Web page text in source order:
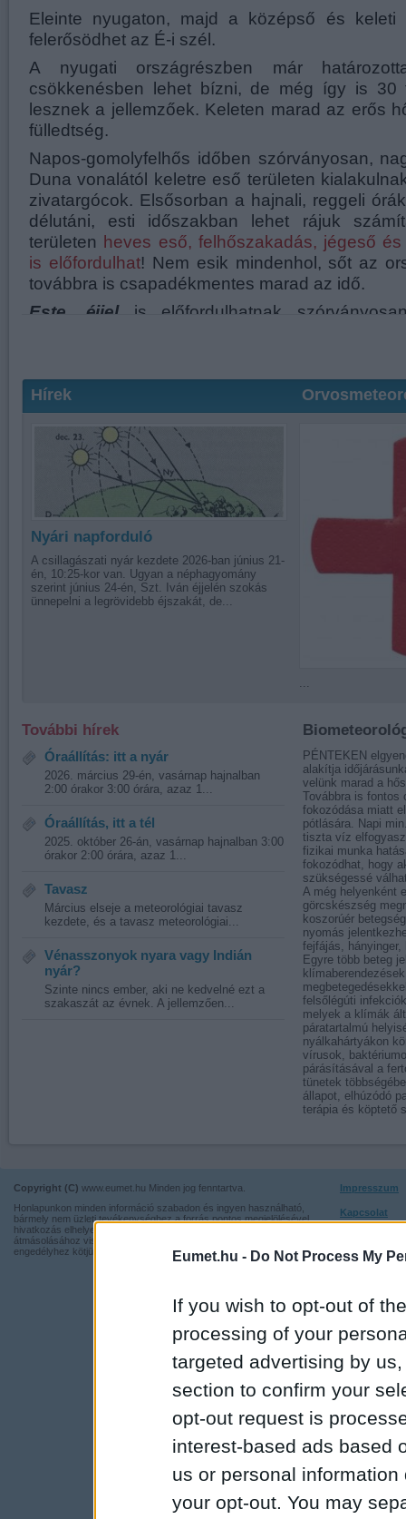
Eumet.hu - Do Not Process My
If you wish to opt-out of
processing of your
targeted advertising by
section to confirm your
opt-out request is
interest-based ads based
us or personal
your opt-out. You may
Hírek
Nyári napforduló
A csillagászati nyár kezdete 2026-ban június 21-
én, 10:25-kor van. Ugyan a néphagyomány
szerint június 24-én, Szt. Iván éjjelén szokás
ünnepelni a legrövidebb éjszakát, de...
...
További hírek
Óraállítás: itt a nyár
2026. március 29-én, vasárnap hajnalban
2:00 órakor 3:00 órára, azaz 1...
Óraállítás, itt a tél
2025. október 26-án, vasárnap hajnalban 3:00
órakor 2:00 órára, azaz 1...
Tavasz
Március elseje a meteorológiai tavasz
kezdete, és a tavasz meteorológiai...
Vénasszonyok nyara vagy Indián
nyár?
Szinte nincs ember, aki ne kedvelné ezt a
szakaszát az évnek. A jellemzően...
PÉNTEKEN
alakítja
velünk marad a
Továbbra is fontos
fokozódása miatt
pótlására. Napi
tiszta víz
fizikai munka
fokozódhat, hogy
szükségessé
A még helyenként
görcskészség
koszorúér
nyomás
fejfájás, hányinger,
Egyre több beteg
felsőlégúti
melyek a klímák
páratartalmú
nyálkahártyákon
vírusok,
párásításával a
tünetek
állapot, elhúzódó
terápia és köptető
Copyright (C) www.eumet.hu Minden jog fenntartva.
Honlapunkon minden információ szabadon és ingyen használható,
bármely nem üzleti tevékenységhez a forrás pontos megjelölésével,
hivatkozás elhelyezésével. Részeinek más honlapra történő
átmásolásához viszont nem járulunk hozzá, illetve írásos
engedélyhez kötjük.
Impresszum
Kapcsolat